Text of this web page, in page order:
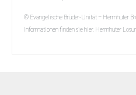
© Evangelische Brüder-Unität – Herrnhuter
Informationen finden sie hier. Herrnhuter